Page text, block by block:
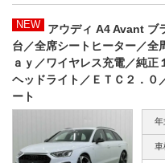
NEW
アウディ A4 Avant ブ
台／全席シートヒーター／全
ａｙ／ワイヤレス充電／純正
ヘッドライト／ＥＴＣ２．０
ート
年
車